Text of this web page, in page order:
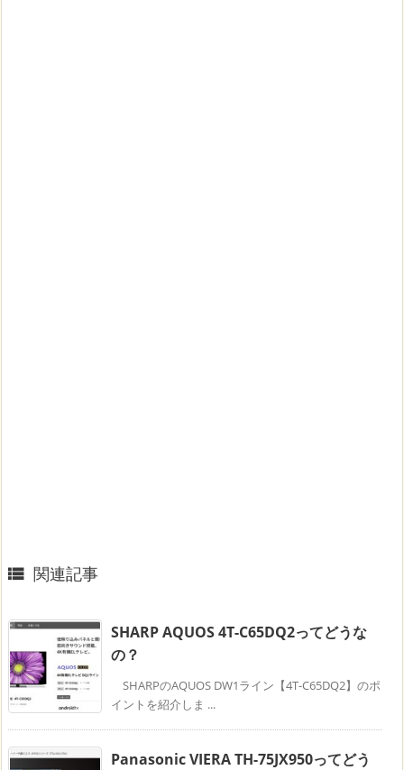
 関連記事
SHARP AQUOS 4T-C65DQ2ってどうな
の？
SHARPのAQUOS DW1ライン【4T-C65DQ2】のポ
イントを紹介しま ...
Panasonic VIERA TH-75JX950ってどう